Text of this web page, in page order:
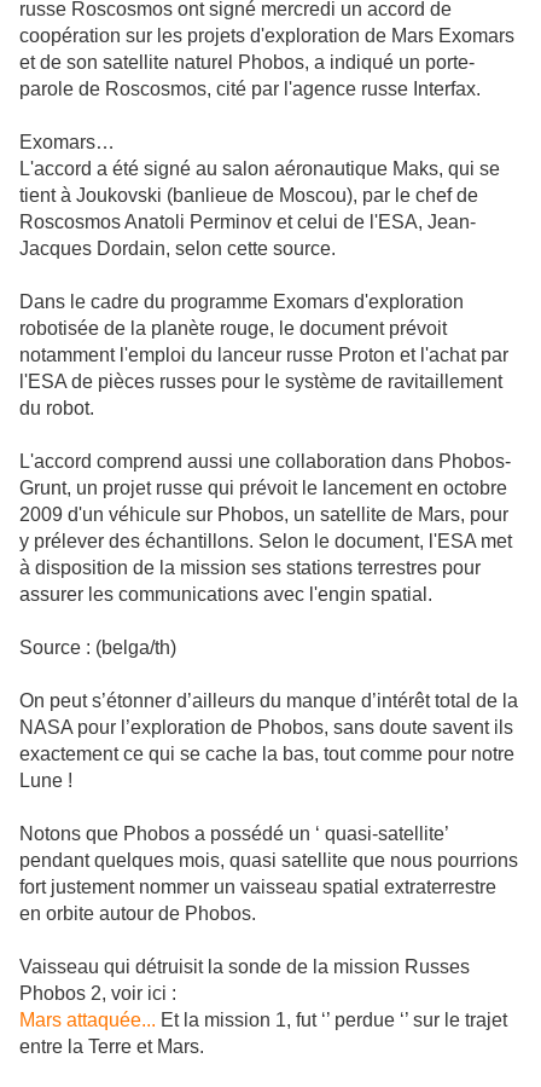
russe Roscosmos ont signé mercredi un accord de
coopération sur les projets d'exploration de Mars Exomars
et de son satellite naturel Phobos, a indiqué un porte-
parole de Roscosmos, cité par l'agence russe Interfax.
Exomars…
L'accord a été signé au salon aéronautique Maks, qui se
tient à Joukovski (banlieue de Moscou), par le chef de
Roscosmos Anatoli Perminov et celui de l'ESA, Jean-
Jacques Dordain, selon cette source.
Dans le cadre du programme Exomars d'exploration
robotisée de la planète rouge, le document prévoit
notamment l'emploi du lanceur russe Proton et l'achat par
l'ESA de pièces russes pour le système de ravitaillement
du robot.
L'accord comprend aussi une collaboration dans Phobos-
Grunt, un projet russe qui prévoit le lancement en octobre
2009 d'un véhicule sur Phobos, un satellite de Mars, pour
y prélever des échantillons. Selon le document, l'ESA met
à disposition de la mission ses stations terrestres pour
assurer les communications avec l'engin spatial.
Source : (belga/th)
On peut s’étonner d’ailleurs du manque d’intérêt total de la
NASA pour l’exploration de Phobos, sans doute savent ils
exactement ce qui se cache la bas, tout comme pour notre
Lune !
Notons que Phobos a possédé un ‘ quasi-satellite’
pendant quelques mois, quasi satellite que nous pourrions
fort justement nommer un vaisseau spatial extraterrestre
en orbite autour de Phobos.
Vaisseau qui détruisit la sonde de la mission Russes
Phobos 2, voir ici :
Mars attaquée... Et la mission 1, fut ‘’ perdue ‘’ sur le trajet
entre la Terre et Mars.